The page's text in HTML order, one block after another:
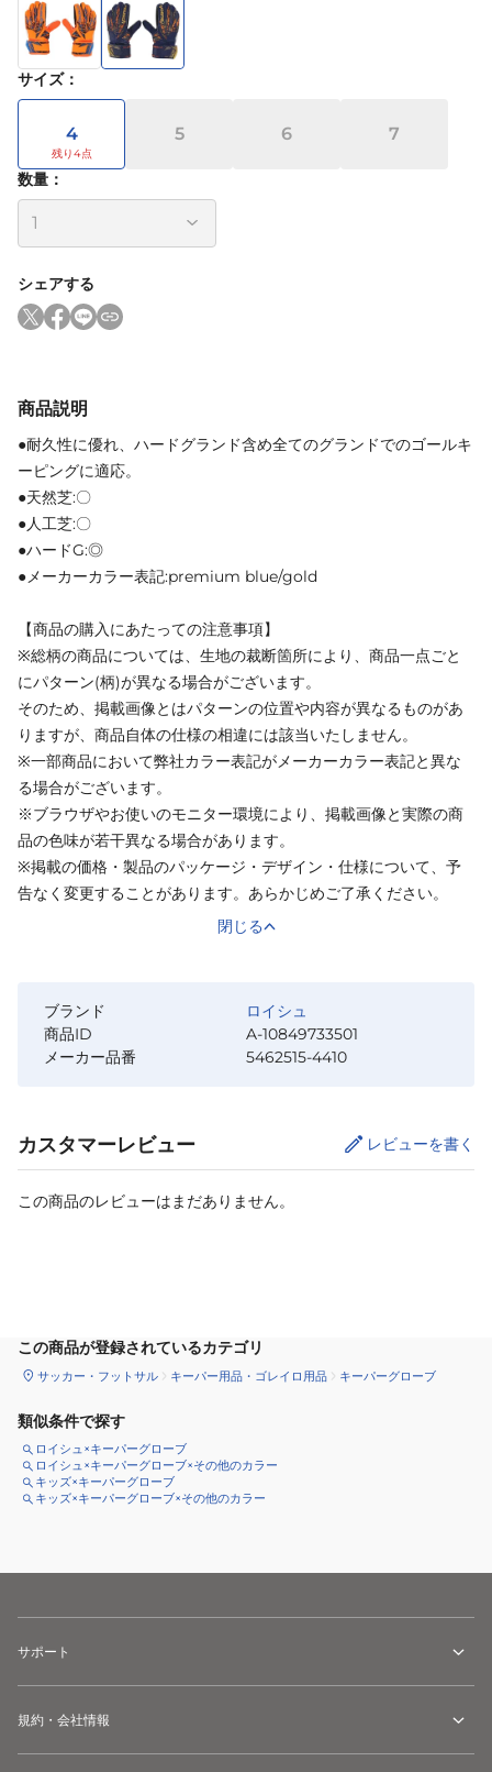
サイズ：
4 5 6 7
数量：
シェアする
商品説明
●耐久性に優れ、ハードグランド含め全てのグランドでのゴールキ
ーピングに適応。
●天然芝:〇
●人工芝:〇
●ハードG:◎
●メーカーカラー表記:premium blue/gold
【商品の購入にあたっての注意事項】
※総柄の商品については、生地の裁断箇所により、商品一点ごと
にパターン(柄)が異なる場合がございます。
そのため、掲載画像とはパターンの位置や内容が異なるものがあ
りますが、商品自体の仕様の相違には該当いたしません。
※一部商品において弊社カラー表記がメーカーカラー表記と異な
る場合がございます。
※ブラウザやお使いのモニター環境により、掲載画像と実際の商
品の色味が若干異なる場合があります。
※掲載の価格・製品のパッケージ・デザイン・仕様について、予
告なく変更することがあります。あらかじめご了承ください。
閉じる
ブランド
ロイシュ
商品ID
A-10849733501
メーカー品番
5462515-4410
カスタマーレビュー レビューを書く
この商品のレビューはまだありません。
この商品が登録されているカテゴリ
サッカー・フットサル キーパー用品・ゴレイロ用品 キーパーグローブ
類似条件で探す
ロイシュ×キーパーグローブ
ロイシュ×キーパーグローブ×その他のカラー
キッズ×キーパーグローブ
キッズ×キーパーグローブ×その他のカラー
サポート
規約・会社情報